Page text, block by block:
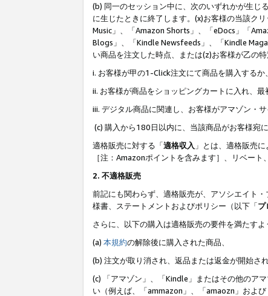
(b) 同一のセッション中に、次のいずれかが生じ
に生じたときに終了します。(x)お客様の当該ク
Music」、「Amazon Shorts」、「eDocs」「
Blogs」、「Kindle Newsfeeds」、「Kindle
い商品を注文した時点、または(z)お客様が乙の
i. お客様が甲の1-Click注文にて商品を購入するか、
ii. お客様が商品をショッピングカートに入れ、
iii. デジタル商品に関連し、お客様がアマゾン・
(c) 購入から180日以内に、当該商品がお客様宛
適格販売に対する「適格収入 」とは、適格販売
［注：Amazonポイントを含みます］、リベー
2. 不適格販売
前記にも関わらず、適格販売が、アソシエイト
様書、ステートメントおよびポリシー（以下「プ
さらに、以下の購入は適格販売の要件を満たす
(a) 本規約の解除後に購入された商品、
(b) 注文が取り消され、返品または返金が開始され
(c) 「アマゾン」、「Kindle」またはその他のア
い（例えば、「ammazon」、「amaozn」およ